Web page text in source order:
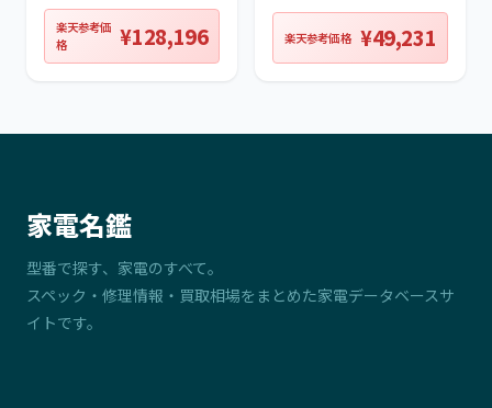
楽天参考価
格
¥128,196 楽天参考価格 ¥49,231
家電名鑑
型番で探す、家電のすべて。
スペック・修理情報・買取相場をまとめた家電データベースサ
イトです。